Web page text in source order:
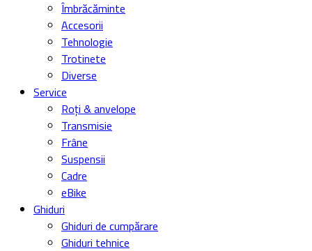
Îmbrăcăminte
Accesorii
Tehnologie
Trotinete
Diverse
Service
Roți & anvelope
Transmisie
Frâne
Suspensii
Cadre
eBike
Ghiduri
Ghiduri de cumpărare
Ghiduri tehnice